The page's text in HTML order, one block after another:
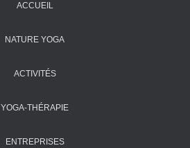
ACCUEIL
NATURE YOGA
ACTIVITÉS
YOGA-THÉRAPIE
ENTREPRISES